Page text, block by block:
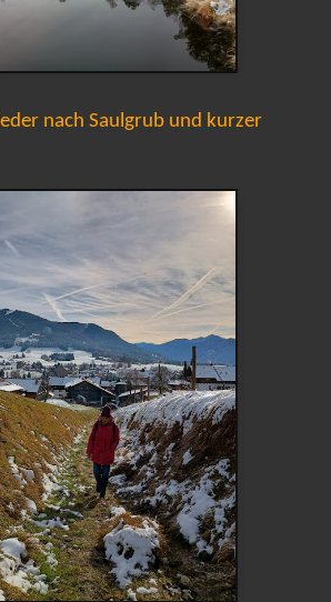
nach Saulgrub und kurzer